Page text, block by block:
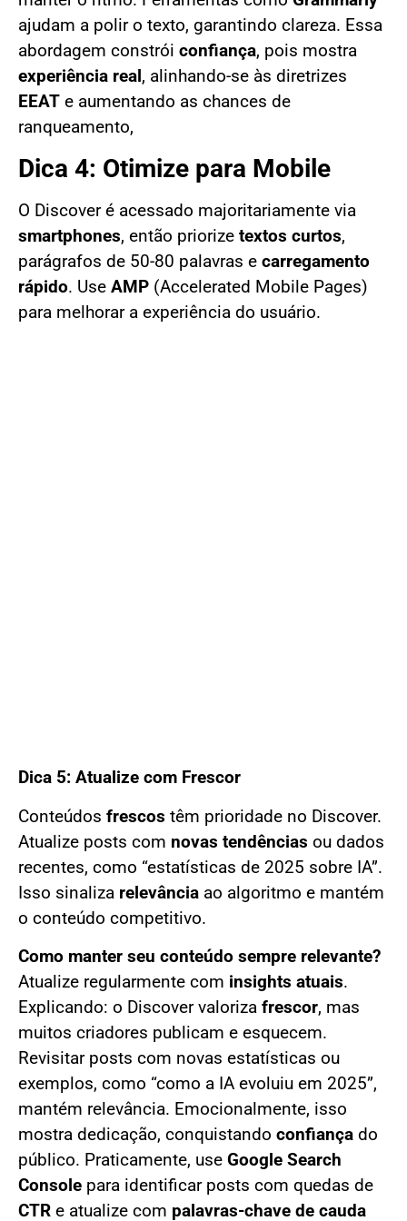
ajudam a polir o texto, garantindo clareza. Essa
abordagem constrói confiança, pois mostra
experiência real , alinhando-se às diretrizes
EEAT e aumentando as chances de
ranqueamento,
Dica 4: Otimize para Mobile
O Discover é acessado majoritariamente via
smartphones, então priorize textos curtos,
parágrafos de 50-80 palavras e carregamento
rápido. Use AMP (Accelerated Mobile Pages)
para melhorar a experiência do usuário.
Dica 5: Atualize com Frescor
Conteúdos frescos têm prioridade no Discover.
Atualize posts com novas tendências ou dados
recentes, como “estatísticas de 2025 sobre IA”.
Isso sinaliza relevância ao algoritmo e mantém
o conteúdo competitivo.
Como manter seu conteúdo sempre relevante?
Atualize regularmente com insights atuais.
Explicando: o Discover valoriza frescor, mas
muitos criadores publicam e esquecem.
Revisitar posts com novas estatísticas ou
exemplos, como “como a IA evoluiu em 2025”,
mantém relevância. Emocionalmente, isso
mostra dedicação, conquistando confiança do
público. Praticamente, use Google Search
Console para identificar posts com quedas de
CTR e atualize com palavras-chave de cauda